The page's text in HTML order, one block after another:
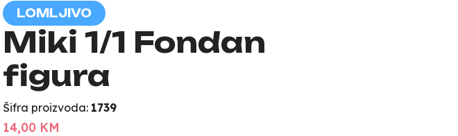
LOMLJIVO
Miki 1/1 Fondan
figura
Šifra proizvoda: 1739
14,00 KM